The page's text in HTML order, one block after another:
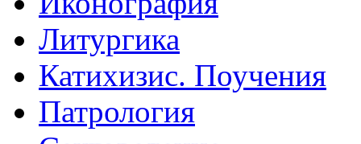
Литургика
Катихизис. Поучения
Патрология